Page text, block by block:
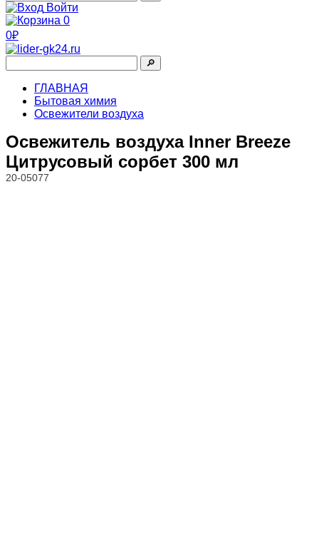
Войти
0
0₽
🔎︎
ГЛАВНАЯ
Бытовая химия
Освежители воздуха
Освежитель воздуха Inner Breeze
Цитрусовый сорбет 300 мл
20-05077